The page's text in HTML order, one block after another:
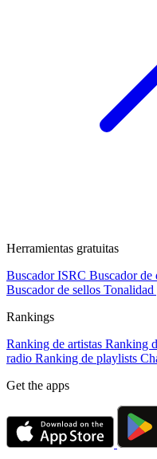
Herramientas gratuitas
Buscador ISRC Buscador de
Buscador de sellos
Rankings
Ranking de artistas Ranking
radio Ranking de playlists
Get the apps